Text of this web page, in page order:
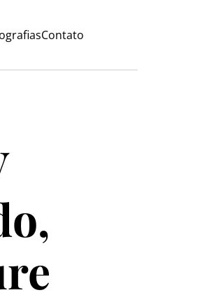
Contato